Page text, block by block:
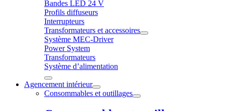
Bandes LED 24 V
Profils diffuseurs
Interrupteurs
Transformateurs et accessoires
Système MEC-Driver
Power System
Transformateurs
Système d’alimentation
Agencement intérieur
Consommables et outillages